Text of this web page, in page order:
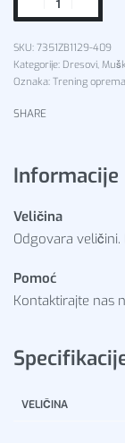
7351ZB1129-409
Kategorije: Dresovi,
Oznaka: Trening oprema
SHARE
Informacije
Veličina
Odgovara
Pomoć
Kontaktirajte nas
VELIČINA